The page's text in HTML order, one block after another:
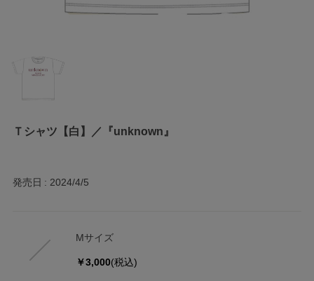
Ｔシャツ【白】／『unknown』
発売日 2024/4/5
Mサイズ
￥3,000(税込)